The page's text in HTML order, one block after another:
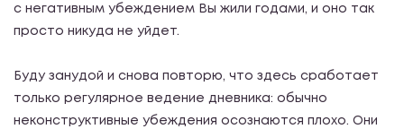
с негативным убеждением Вы жили годами, и оно так
просто никуда не уйдет.
Буду занудой и снова повторю, что здесь сработает
только регулярное ведение дневника: обычно
неконструктивные убеждения осознаются плохо. Они